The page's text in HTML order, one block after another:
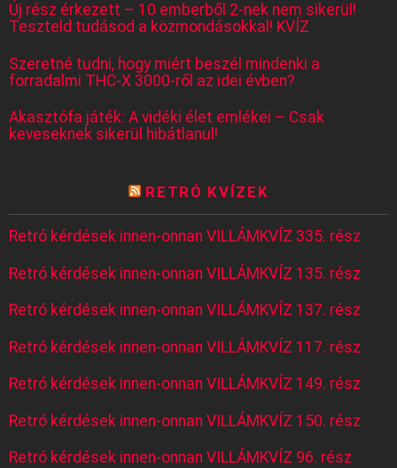
Új rész érkezett – 10 emberből 2-nek nem sikerül!
Teszteld tudásod a közmondásokkal! KVÍZ
Szeretné tudni, hogy miért beszél mindenki a
forradalmi THC-X 3000-ről az idei évben?
Akasztófa játék: A vidéki élet emlékei – Csak
keveseknek sikerül hibátlanul!
RETRÓ KVÍZEK
Retró kérdések innen-onnan VILLÁMKVÍZ 335. rész
Retró kérdések innen-onnan VILLÁMKVÍZ 135. rész
Retró kérdések innen-onnan VILLÁMKVÍZ 137. rész
Retró kérdések innen-onnan VILLÁMKVÍZ 117. rész
Retró kérdések innen-onnan VILLÁMKVÍZ 149. rész
Retró kérdések innen-onnan VILLÁMKVÍZ 150. rész
Retró kérdések innen-onnan VILLÁMKVÍZ 96. rész